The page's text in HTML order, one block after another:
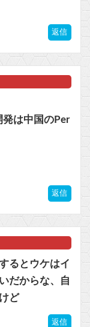
返信
は中国のPer
返信
るとウケはイ
だからな、自
ど
返信